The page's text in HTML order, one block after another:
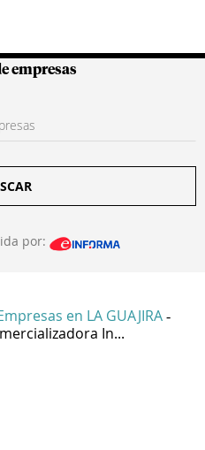
empresas
por:
en LA GUAJIRA -
In...